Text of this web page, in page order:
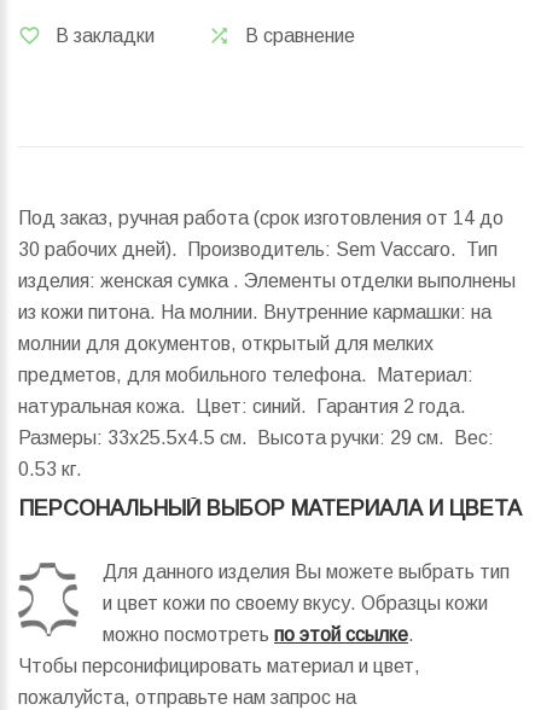
В закладки В сравнение
Под заказ, ручная работа (срок изготовления от 14 до
30 рабочих дней). Производитель: Sem Vaccaro. Тип
изделия: женская сумка . Элементы отделки выполнены
из кожи питона. На молнии. Внутренние кармашки: на
молнии для документов, открытый для мелких
предметов, для мобильного телефона. Материал:
натуральная кожа. Цвет: синий. Гарантия 2 года.
Размеры: 33x25.5x4.5 см. Высота ручки: 29 см.
Вес:
0.53 кг.
ПЕРСОНАЛЬНЫЙ ВЫБОР МАТЕРИАЛА И ЦВЕТА
Для данного изделия Вы можете выбрать тип
и цвет кожи по своему вкусу. Образцы кожи
можно посмотреть по этой ссылке.
Чтобы персонифицировать материал и цвет,
пожалуйста, отправьте нам запрос на